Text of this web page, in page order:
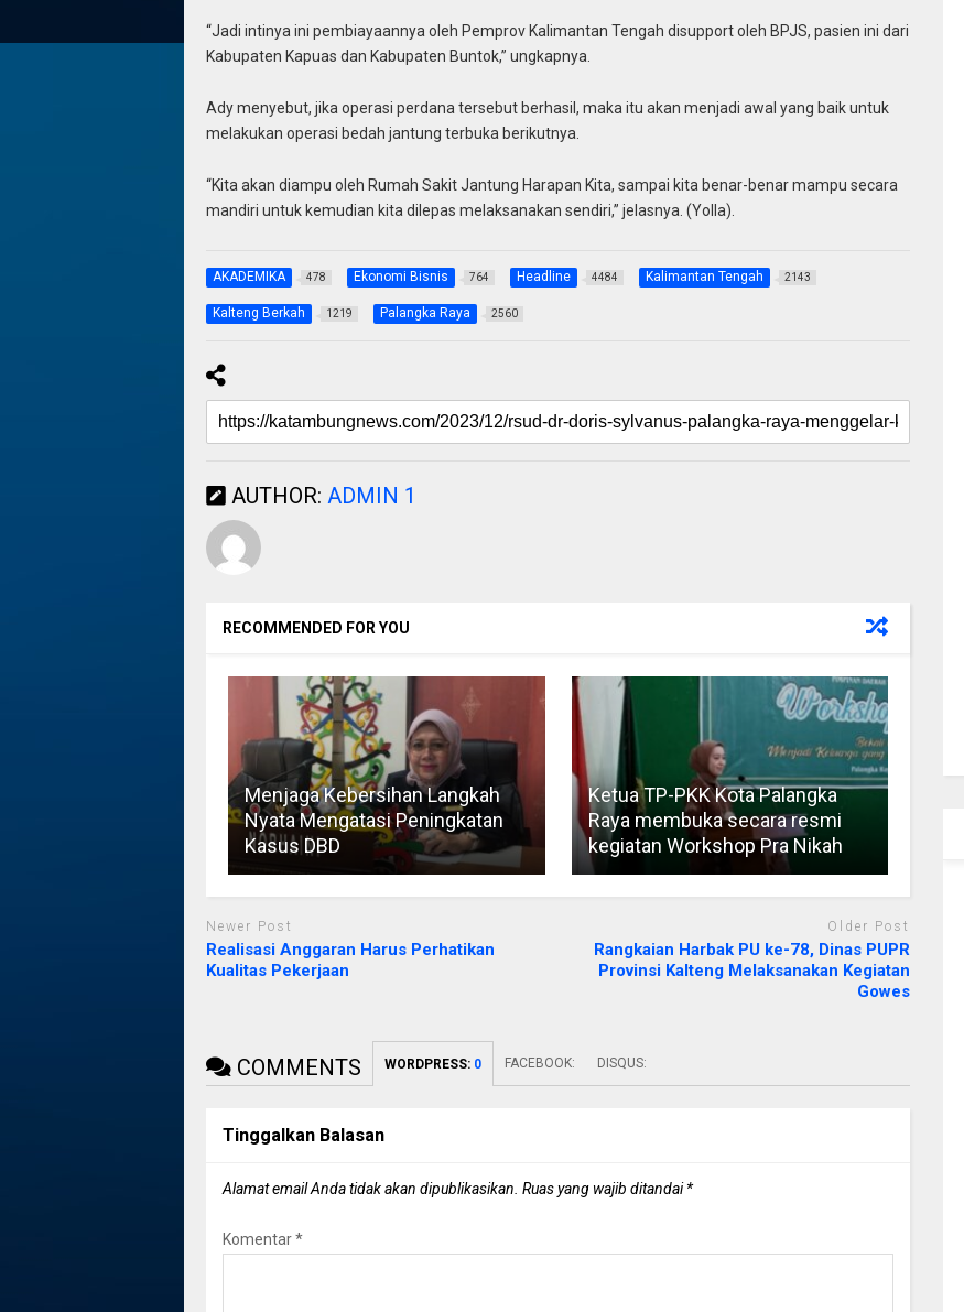
“Jadi intinya ini pembiayaannya oleh Pemprov Kalimantan Tengah disupport oleh BPJS, pasien ini dari
Kabupaten Kapuas dan Kabupaten Buntok,” ungkapnya.
Ady menyebut, jika operasi perdana tersebut berhasil, maka itu akan menjadi awal yang baik untuk
melakukan operasi bedah jantung terbuka berikutnya.
“Kita akan diampu oleh Rumah Sakit Jantung Harapan Kita, sampai kita benar-benar mampu secara
mandiri untuk kemudian kita dilepas melaksanakan sendiri,” jelasnya. (Yolla).
AKADEMIKA 478 Ekonomi Bisnis 764 Headline 4484 Kalimantan Tengah 2143
Kalteng Berkah 1219 Palangka Raya 2560
AUTHOR: ADMIN 1
RECOMMENDED FOR YOU
Menjaga Kebersihan Langkah
Nyata Mengatasi Peningkatan
Kasus DBD
Ketua TP-PKK Kota Palangka
Raya membuka secara resmi
kegiatan Workshop Pra Nikah
Newer Post
Realisasi Anggaran Harus Perhatikan
Kualitas Pekerjaan
Older Post
Rangkaian Harbak PU ke-78, Dinas PUPR
Provinsi Kalteng Melaksanakan Kegiatan
Gowes
COMMENTS WORDPRESS: 0 FACEBOOK: DISQUS:
Tinggalkan Balasan
Alamat email Anda tidak akan dipublikasikan. Ruas yang wajib ditandai*
Komentar*